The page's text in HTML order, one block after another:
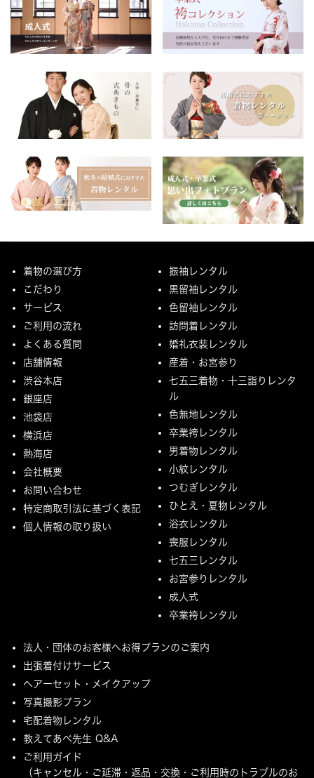
着物の選び方
こだわり
サービス
ご利用の流れ
よくある質問
店舗情報
渋谷本店
銀座店
池袋店
横浜店
熱海店
会社概要
お問い合わせ
特定商取引法に基づく表記
個人情報の取り扱い
振袖レンタル
黒留袖レンタル
色留袖レンタル
訪問着レンタル
婚礼衣装レンタル
産着・お宮参り
七五三着物・十三詣りレンタ
ル
色無地レンタル
卒業袴レンタル
男着物レンタル
小紋レンタル
つむぎレンタル
ひとえ・夏物レンタル
浴衣レンタル
喪服レンタル
七五三レンタル
お宮参りレンタル
成人式
卒業袴レンタル
法人・団体のお客様へお得プランのご案内
出張着付けサービス
ヘアーセット・メイクアップ
写真撮影プラン
宅配着物レンタル
教えてあべ先生 Q&A
ご利用ガイド
（キャンセル・ご延滞・返品・交換・ご利用時のトラブルのお